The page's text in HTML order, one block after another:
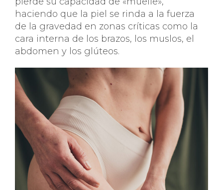
haciendo que la piel se rinda a la fuerza
de la gravedad en zonas críticas como la
cara interna de los brazos, los muslos, el
abdomen y los glúteos.